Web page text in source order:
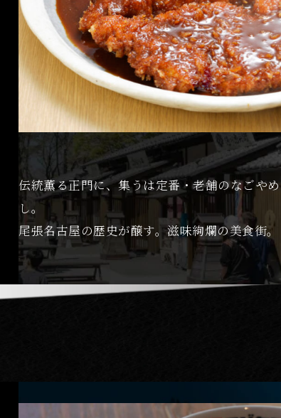
伝統薫る正門に、集うは定番・老舗のなごやめ
し。
尾張名古屋の歴史が醸す。滋味絢爛の美食街。